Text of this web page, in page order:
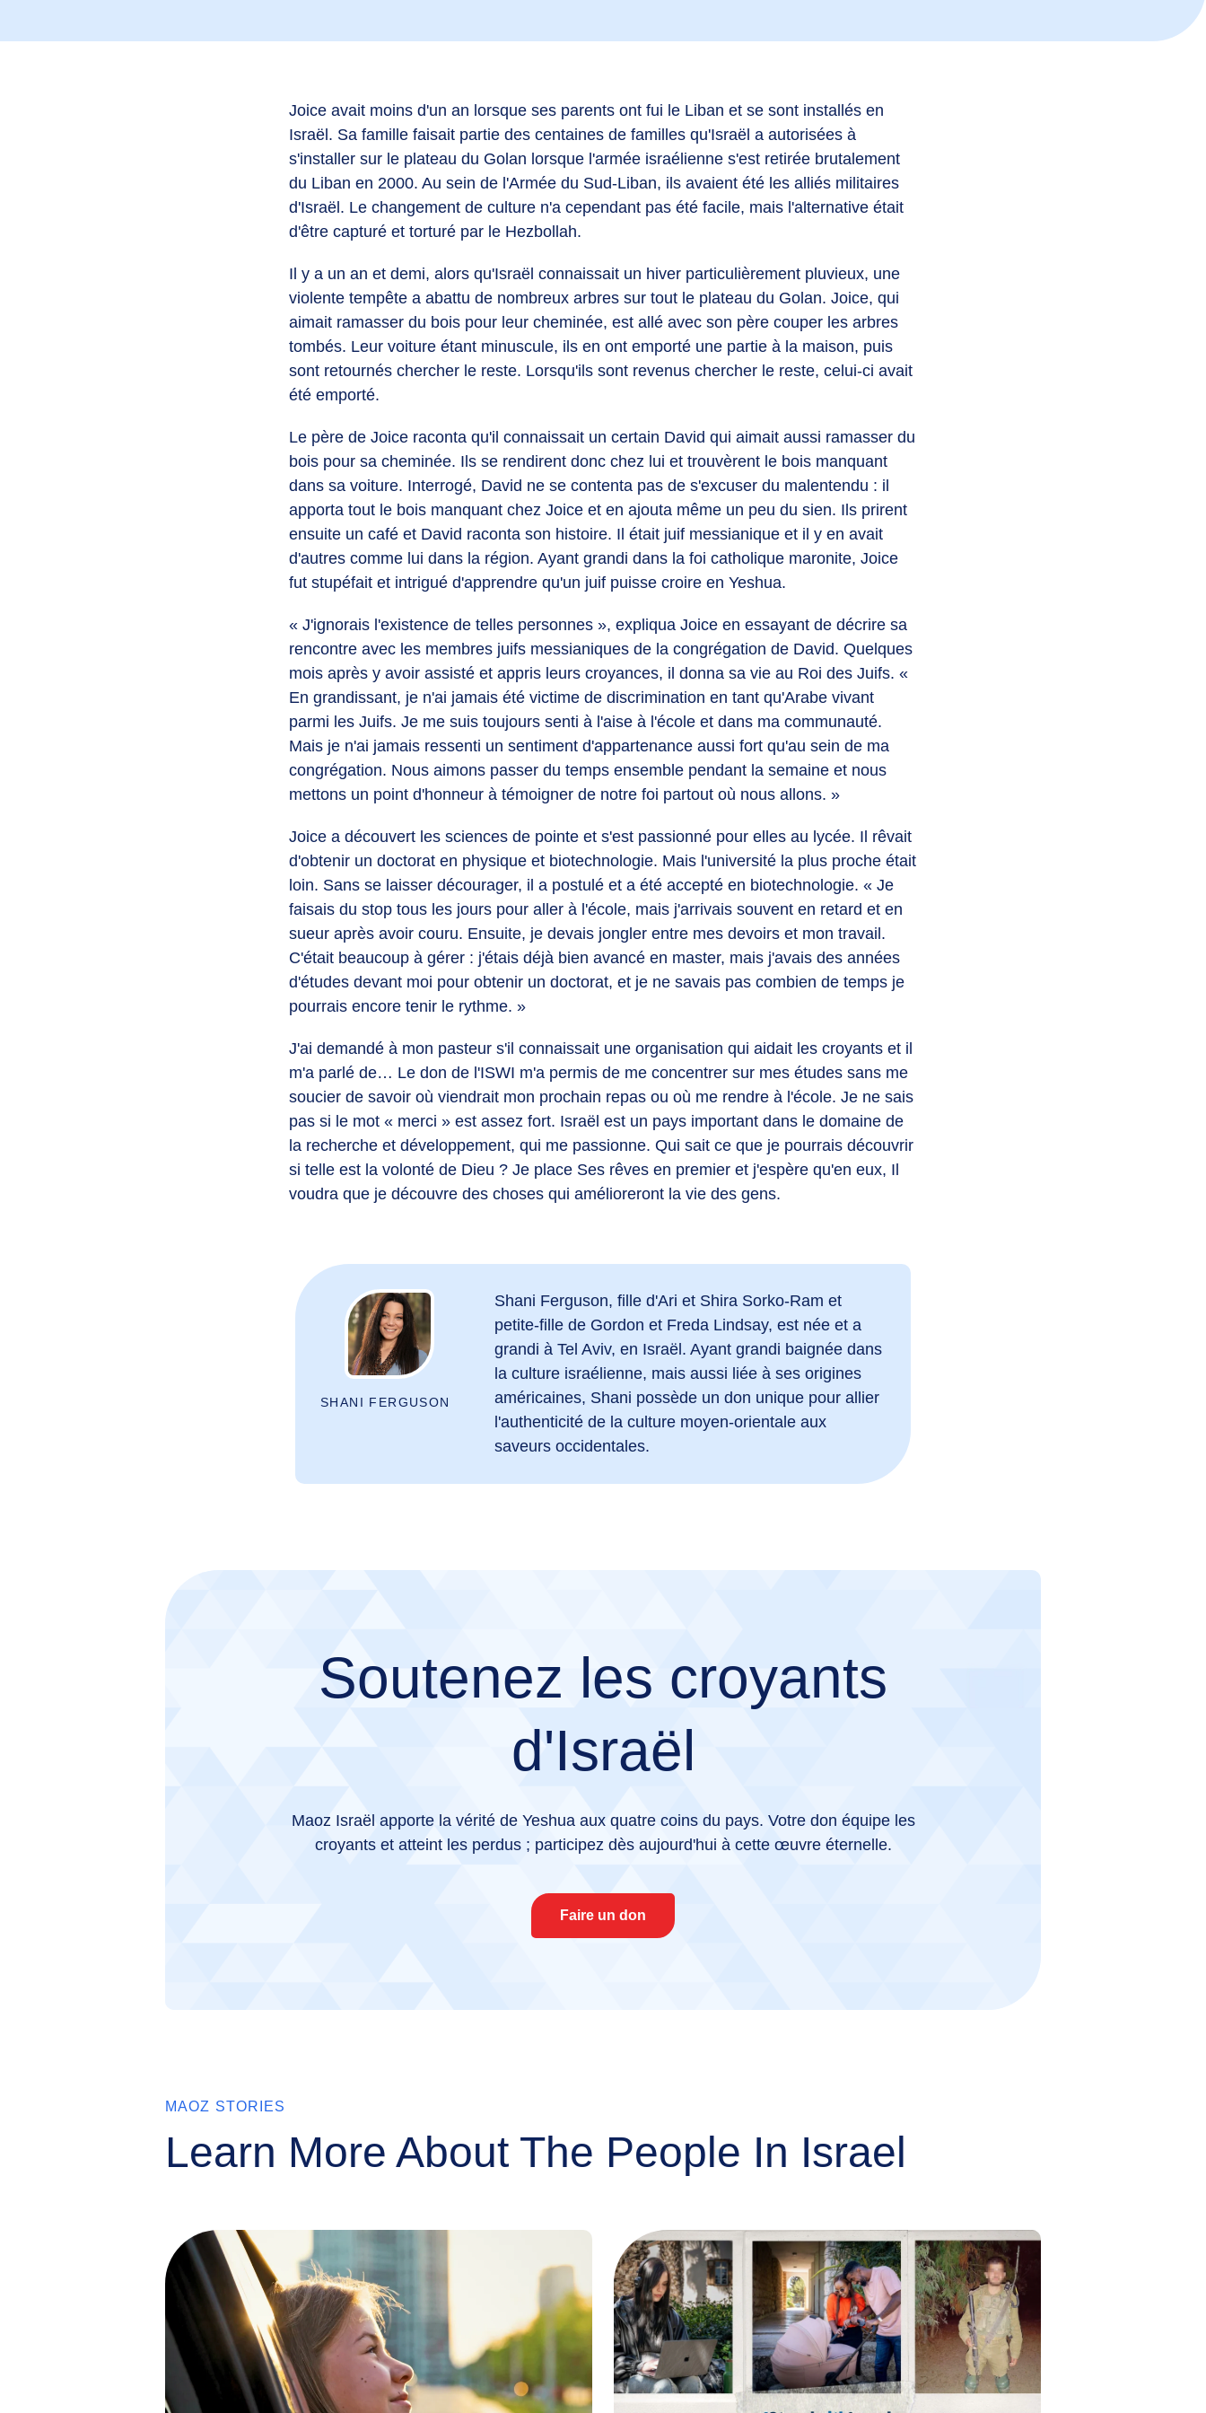
Joice avait moins d'un an lorsque ses parents ont fui le Liban et se sont installés en
Israël. Sa famille faisait partie des centaines de familles qu'Israël a autorisées à
s'installer sur le plateau du Golan lorsque l'armée israélienne s'est retirée brutalement
du Liban en 2000. Au sein de l'Armée du Sud-Liban, ils avaient été les alliés militaires
d'Israël. Le changement de culture n'a cependant pas été facile, mais l'alternative était
d'être capturé et torturé par le Hezbollah.
Il y a un an et demi, alors qu'Israël connaissait un hiver particulièrement pluvieux, une
violente tempête a abattu de nombreux arbres sur tout le plateau du Golan. Joice, qui
aimait ramasser du bois pour leur cheminée, est allé avec son père couper les arbres
tombés. Leur voiture étant minuscule, ils en ont emporté une partie à la maison, puis
sont retournés chercher le reste. Lorsqu'ils sont revenus chercher le reste, celui-ci avait
été emporté.
Le père de Joice raconta qu'il connaissait un certain David qui aimait aussi ramasser du
bois pour sa cheminée. Ils se rendirent donc chez lui et trouvèrent le bois manquant
dans sa voiture. Interrogé, David ne se contenta pas de s'excuser du malentendu : il
apporta tout le bois manquant chez Joice et en ajouta même un peu du sien. Ils prirent
ensuite un café et David raconta son histoire. Il était juif messianique et il y en avait
d'autres comme lui dans la région. Ayant grandi dans la foi catholique maronite, Joice
fut stupéfait et intrigué d'apprendre qu'un juif puisse croire en Yeshua.
« J'ignorais l'existence de telles personnes », expliqua Joice en essayant de décrire sa
rencontre avec les membres juifs messianiques de la congrégation de David. Quelques
mois après y avoir assisté et appris leurs croyances, il donna sa vie au Roi des Juifs. «
En grandissant, je n'ai jamais été victime de discrimination en tant qu'Arabe vivant
parmi les Juifs. Je me suis toujours senti à l'aise à l'école et dans ma communauté.
Mais je n'ai jamais ressenti un sentiment d'appartenance aussi fort qu'au sein de ma
congrégation. Nous aimons passer du temps ensemble pendant la semaine et nous
mettons un point d'honneur à témoigner de notre foi partout où nous allons. »
Joice a découvert les sciences de pointe et s'est passionné pour elles au lycée. Il rêvait
d'obtenir un doctorat en physique et biotechnologie. Mais l'université la plus proche était
loin. Sans se laisser décourager, il a postulé et a été accepté en biotechnologie. « Je
faisais du stop tous les jours pour aller à l'école, mais j'arrivais souvent en retard et en
sueur après avoir couru. Ensuite, je devais jongler entre mes devoirs et mon travail.
C'était beaucoup à gérer : j'étais déjà bien avancé en master, mais j'avais des années
d'études devant moi pour obtenir un doctorat, et je ne savais pas combien de temps je
pourrais encore tenir le rythme. »
J'ai demandé à mon pasteur s'il connaissait une organisation qui aidait les croyants et il
m'a parlé de… Le don de l'ISWI m'a permis de me concentrer sur mes études sans me
soucier de savoir où viendrait mon prochain repas ou où me rendre à l'école. Je ne sais
pas si le mot « merci » est assez fort. Israël est un pays important dans le domaine de
la recherche et développement, qui me passionne. Qui sait ce que je pourrais découvrir
si telle est la volonté de Dieu ? Je place Ses rêves en premier et j'espère qu'en eux, Il
voudra que je découvre des choses qui amélioreront la vie des gens.
SHANI FERGUSON
Shani Ferguson, fille d'Ari et Shira Sorko-Ram et
petite-fille de Gordon et Freda Lindsay, est née et a
grandi à Tel Aviv, en Israël. Ayant grandi baignée dans
la culture israélienne, mais aussi liée à ses origines
américaines, Shani possède un don unique pour allier
l'authenticité de la culture moyen-orientale aux
saveurs occidentales.
Soutenez les croyants
d'Israël
Maoz Israël apporte la vérité de Yeshua aux quatre coins du pays. Votre don équipe les
croyants et atteint les perdus ; participez dès aujourd'hui à cette œuvre éternelle.
Faire un don
MAOZ STORIES
Learn More About The People In Israel